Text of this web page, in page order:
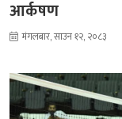
आर्कषण
मंगलबार, साउन १२, २०८३